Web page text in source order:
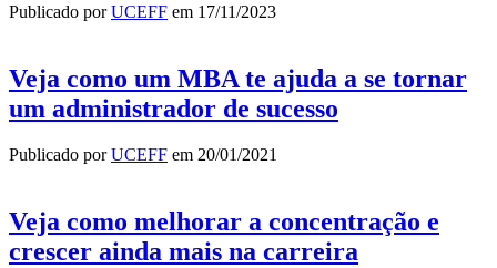
Publicado porUCEFF em 17/11/2023
Veja como um MBA te ajuda a se tornar
um administrador de sucesso
Publicado porUCEFF em 20/01/2021
Veja como melhorar a concentração e
crescer ainda mais na carreira